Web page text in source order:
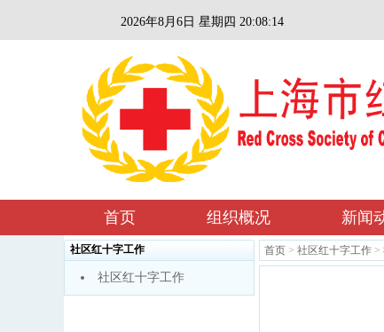
2026年8月6日 星期四 20:08:14
首页 组织概况 新闻
社区红十字工作
社区红十字工作
首页 > 社区红十字工作 >